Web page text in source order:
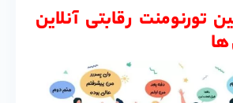
تورنومنت رقابتی آنلاین